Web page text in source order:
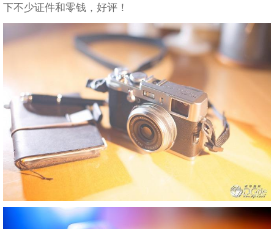
下不少证件和零钱，好评！